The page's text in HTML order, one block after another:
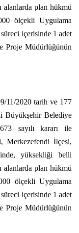
alanlarda plan hükmü
ölçekli Uygulama
içerisinde 1 adet
Proje Müdürlüğünün
11/2020 tarih ve 177
Büyükşehir Belediye
sayılı kararı ile
Merkezefendi İlçesi,
yüksekliği belli
alanlarda plan hükmü
ölçekli Uygulama
içerisinde 1 adet
Proje Müdürlüğünün